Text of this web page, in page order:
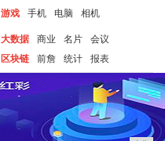
游戏
手机 电脑 相机
大数据 商业 名片
会议
区块链
前詹 统计 报表